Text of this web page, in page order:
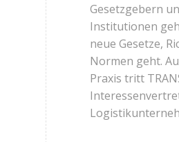
Gesetzgebern
Institutionen
neue Gesetze,
Normen geht.
Praxis tritt